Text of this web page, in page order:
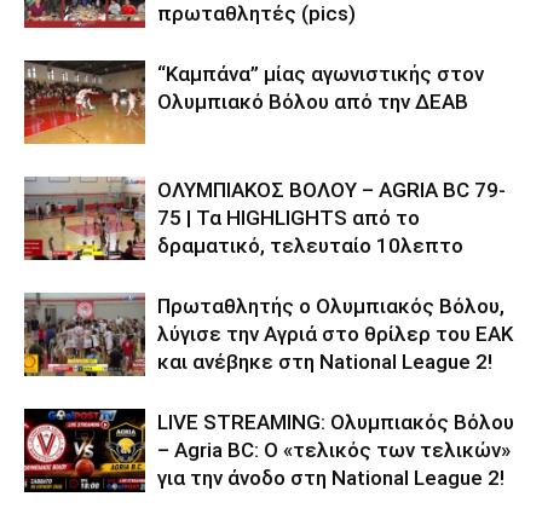
πρωταθλητές (pics)
“Καμπάνα” μίας αγωνιστικής στον
Ολυμπιακό Βόλου από την ΔΕΑΒ
ΟΛΥΜΠΙΑΚΟΣ ΒΟΛΟΥ – AGRIA BC 79-
75 | Τα HIGHLIGHTS από το
δραματικό, τελευταίο 10λεπτο
Πρωταθλητής ο Ολυμπιακός Βόλου,
λύγισε την Αγριά στο θρίλερ του ΕΑΚ
και ανέβηκε στη National League 2!
LIVE STREAMING: Ολυμπιακός Βόλου
– Agria BC: Ο «τελικός των τελικών»
για την άνοδο στη National League 2!